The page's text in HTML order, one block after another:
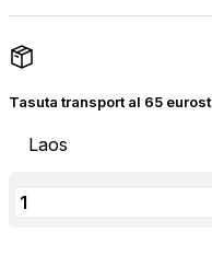
Tasuta transport al 65 eurost
Laos
Assecuro